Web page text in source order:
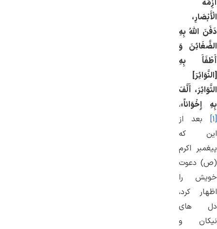
أَزِمَّةُ
الْأَبْصَارِ،
دَفَنَ اللَّهُ بِهِ
الضَّغَائِنَ وَ
أَطْفَأَ بِهِ
[النَّوَائِرَ]
الثَّوَائِرَ، أَلَّفَ
بِهِ إِخْوَاناً»،
[1]
بعد از
این كه
پیغمبر اكرم
(ص) دعوت
خویش را
اظهار كرد،
دل های
نیكان و